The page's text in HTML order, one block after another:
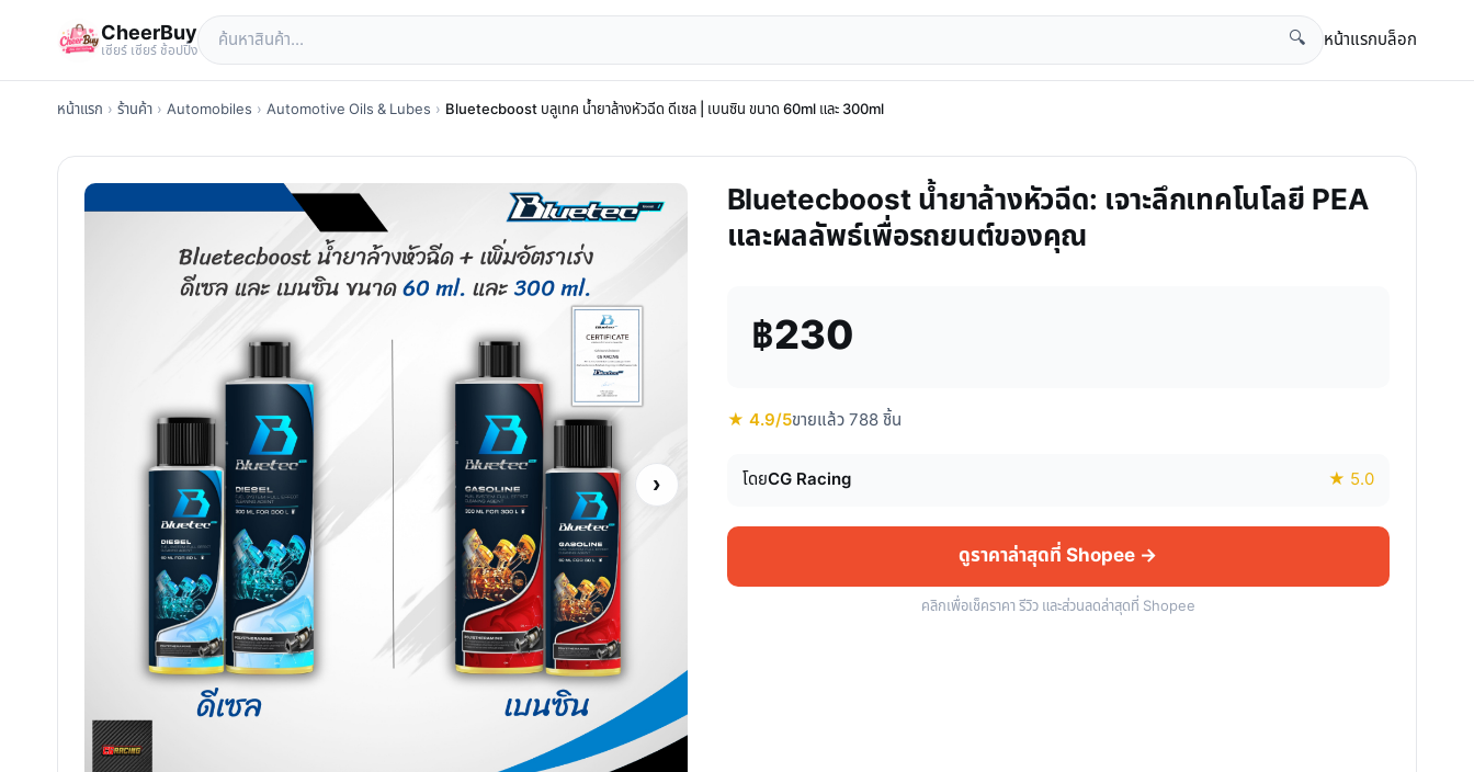
CheerBuy
เซียร์ เซียร์ ช้อปปิ้ง
🔍 หน้าแรกบล็อก
หน้าแรก › ร้านค้า › Automobiles › Automotive Oils & Lubes › Bluetecboost บลูเทค น้ำยาล้างหัวฉีด ดีเซล | เบนซิน ขนาด 60ml และ 300ml
›
Bluetecboost น้ำยาล้างหัวฉีด: เจาะลึกเทคโนโลยี PEA
และผลลัพธ์เพื่อรถยนต์ของคุณ
฿230
★ 4.9/5ขายแล้ว 788 ชิ้น
โดยCG Racing ★ 5.0
ดูราคาล่าสุดที่ Shopee →
คลิกเพื่อเช็คราคา รีวิว และส่วนลดล่าสุดที่ Shopee